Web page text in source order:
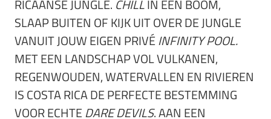
RICAANSE JUNGLE. CHILLIN EEN BOOM,
SLAAP BUITEN OF KIJK UIT OVER DE JUNGLE
VANUIT JOUW EIGEN PRIVÉINFINITY POOL.
MET EEN LANDSCHAP VOL VULKANEN,
REGENWOUDEN, WATERVALLEN EN RIVIEREN
IS COSTA RICA DE PERFECTE BESTEMMING
VOOR ECHTEDARE DEVILS. AAN EEN